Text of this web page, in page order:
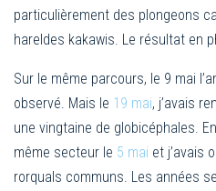
particulièrement des plongeons
hareldes kakawis. Le résultat en
Sur le même parcours, le 9 mai
observé. Mais le 19 mai, j’avais
une vingtaine de globicéphales.
même secteur le 5 mai et j’avais
rorquals communs. Les années